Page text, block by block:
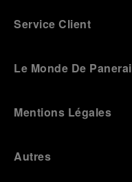
Service Client
Le Monde De Panerai
Mentions Légales
Autres